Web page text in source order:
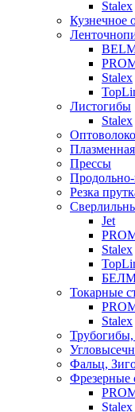
Stalex
Кузнечное
Stalex
Листогибы
Stalex
Прессы
Продольно-
Резка
Jet
Stalex
Токарные
Stalex
Фальц,
Фрезерные
Stalex